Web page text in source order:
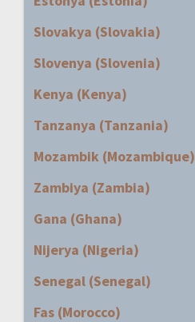
Slovakya (Slovakia)
Slovenya (Slovenia)
Kenya (Kenya)
Tanzanya (Tanzania)
Mozambik (Mozambique)
Zambiya (Zambia)
Gana (Ghana)
Nijerya (Nigeria)
Senegal (Senegal)
Fas (Morocco)